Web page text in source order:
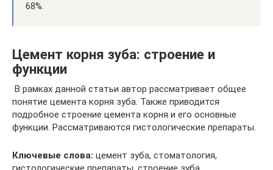
68%.
Цемент корня зуба: строение и
функции
В рамках данной статьи автор рассматривает общее
понятие цемента корня зуба. Также приводится
подробное строение цемента корня и его основные
функции. Рассматриваются гистологические препараты.
Ключевые слова: цемент зуба, стоматология,